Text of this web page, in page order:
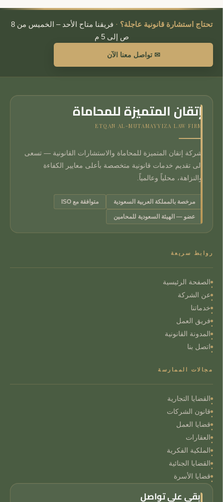
تحتاج استشارة قانونية عاجلة؟ ·
فريقنا متاح الأحد – الخميس من 8
ص إلى 5 م
✉ تواصل معنا الآن
إتقان المتميزة للمحاماة
ETQAN AL-MUTAMAYYIZA LAW FIRM
شركة إتقان المتميزة للمحاماة والاستشارات القانونية — تسعى
إلى تقديم خدمات قانونية متخصصة بأعلى معايير الكفاءة
والنزاهة، محلياً وعالمياً.
مرخصة بالمملكة العربية السعودية متوافقة مع ISO
عضو — الهيئة السعودية للمحامين
روابط سريعة
الصفحة الرئيسية
عن الشركة
خدماتنا
فريق العمل
المدونة القانونية
اتصل بنا
مجالات الممارسة
القضايا التجارية
قانون الشركات
قضايا العمل
العقارات
الملكية الفكرية
القضايا الجنائية
قضايا الأسرة
ابقى على تواصل